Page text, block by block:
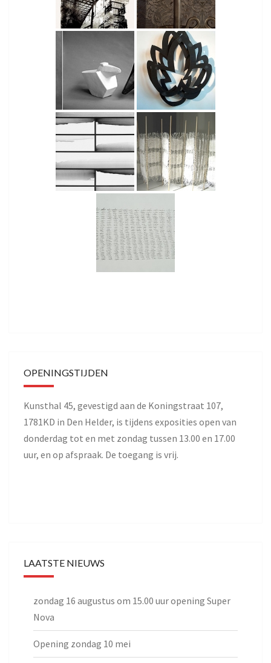
OPENINGSTIJDEN
Kunsthal 45, gevestigd aan de Koningstraat 107,
1781KD in Den Helder, is tijdens exposities open van
donderdag tot en met zondag tussen 13.00 en 17.00
uur, en op afspraak. De toegang is vrij.
LAATSTE NIEUWS
zondag 16 augustus om 15.00 uur opening Super
Nova
Opening zondag 10 mei